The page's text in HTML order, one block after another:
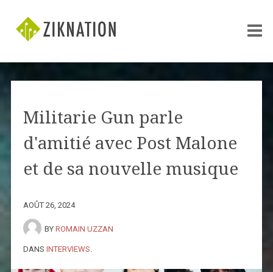
Militarie Gun parle
d'amitié avec Post Malone
et de sa nouvelle musique
AOÛT 26, 2024
BY ROMAIN UZZAN
DANS INTERVIEWS